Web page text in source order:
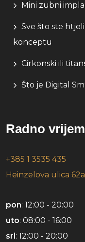
Mini zubni
Sve što ste
konceptu
Cirkonski ili
Što je Digital
Radno
+385 1 3535 435
Heinzelova ulica
pon: 12:00 - 20:00
uto: 08:00 - 16:00
sri: 12:00 - 20:00